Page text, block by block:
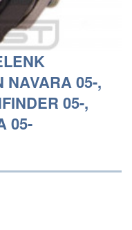
NAVARA 05-,
05-,
05-